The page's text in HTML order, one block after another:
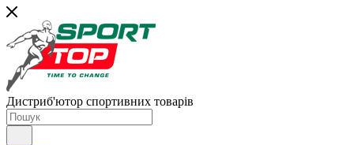
Дистриб'ютор спортивних товарів